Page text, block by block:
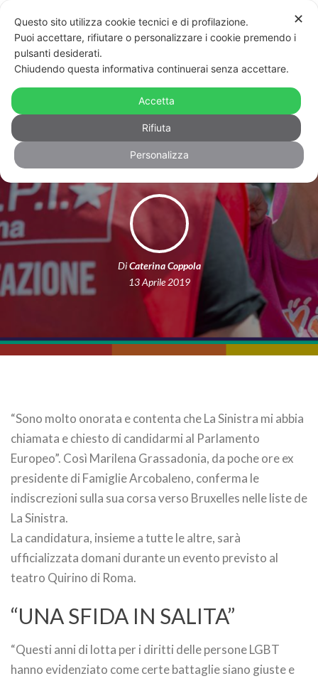
Marilena Grassadonia candidata alle
Europee con “La Sinistra”: “Inizia una
sfida, nessuna certezza”
DiCaterina Coppola
13 Aprile 2019
“Sono molto onorata e contenta che La Sinistra mi abbia
chiamata e chiesto di candidarmi al Parlamento
Europeo”. Così Marilena Grassadonia, da poche ore ex
presidente di Famiglie Arcobaleno, conferma le
indiscrezioni sulla sua corsa verso Bruxelles nelle liste de
La Sinistra.
La candidatura, insieme a tutte le altre, sarà
ufficializzata domani durante un evento previsto al
teatro Quirino di Roma.
“UNA SFIDA IN SALITA”
“Questi anni di lotta per i diritti delle persone LGBT
hanno evidenziato come certe battaglie siano giuste e
✕
Questo sito utilizza cookie tecnici e di profilazione.
Puoi accettare, rifiutare o personalizzare i cookie premendo i
pulsanti desiderati.
Chiudendo questa informativa continuerai senza accettare.
Accetta
Rifiuta
Personalizza